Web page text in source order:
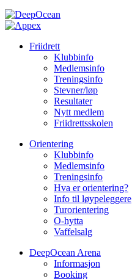
Friidrett
Klubbinfo
Medlemsinfo
Treningsinfo
Stevner/løp
Resultater
Nytt medlem
Friidrettsskolen
Orientering
Klubbinfo
Medlemsinfo
Treningsinfo
Hva er orientering?
Info til løypeleggere
Turorientering
O-hytta
Vaffelsalg
DeepOcean Arena
Informasjon
Booking